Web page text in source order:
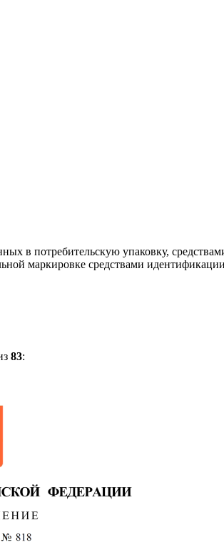
в потребительскую упаковку,
маркировке средствами
83: